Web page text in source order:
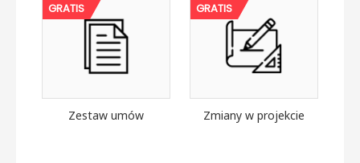
GRATIS
Zestaw umów
GRATIS
Zmiany w projekcie